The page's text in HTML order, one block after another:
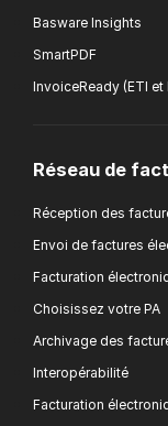
Basware Insights
SmartPDF
InvoiceReady (ETI et
Réseau de
Réception des
Envoi de factures
Facturation
Choisissez votre PA
Archivage des
Interopérabilité
Facturation